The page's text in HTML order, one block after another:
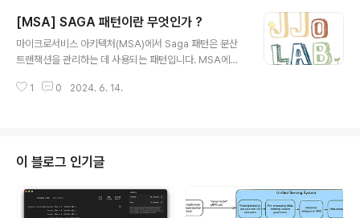
블로그에서는 이벤트 기반 마이크로서비스의 주요 개념과
기존 아키텍처와의 차별점, 그리고 이를 도입했을 때의 장
점에 대해 설명하겠습니다.1. 이벤트 기반 마이크로서비스
벤트(event)**라는 데이터를 트리거로 하여 마이크로서
[MSA] SAGA 패턴이란 무엇인가 ?
마이크로서비스 아키텍처(MSA)에서 Saga 패턴은 분산
트랜잭션을 관리하는 데 사용되는 패턴입니다. MSA에서
때문에 전통적인 데이터베이스 트랜잭션 관리 기법을 적용
산 트랜잭션을 의미합니다. 각 로컬 트랜잭션은 하나의 마
이크로서비스에 의해 수행되며, 모든 로컬 트랜잭션이 성
공적으로 완료되면 전체 트랜잭션이 성공한 것으로 간주됩
니다. 만약 어떤 로컬 트랜잭션이 실패하면, 이전에 완료된
1 0 2024. 6. 14.
이 블로그 인기글